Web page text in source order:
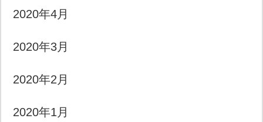
2020年4月
2020年3月
2020年2月
2020年1月